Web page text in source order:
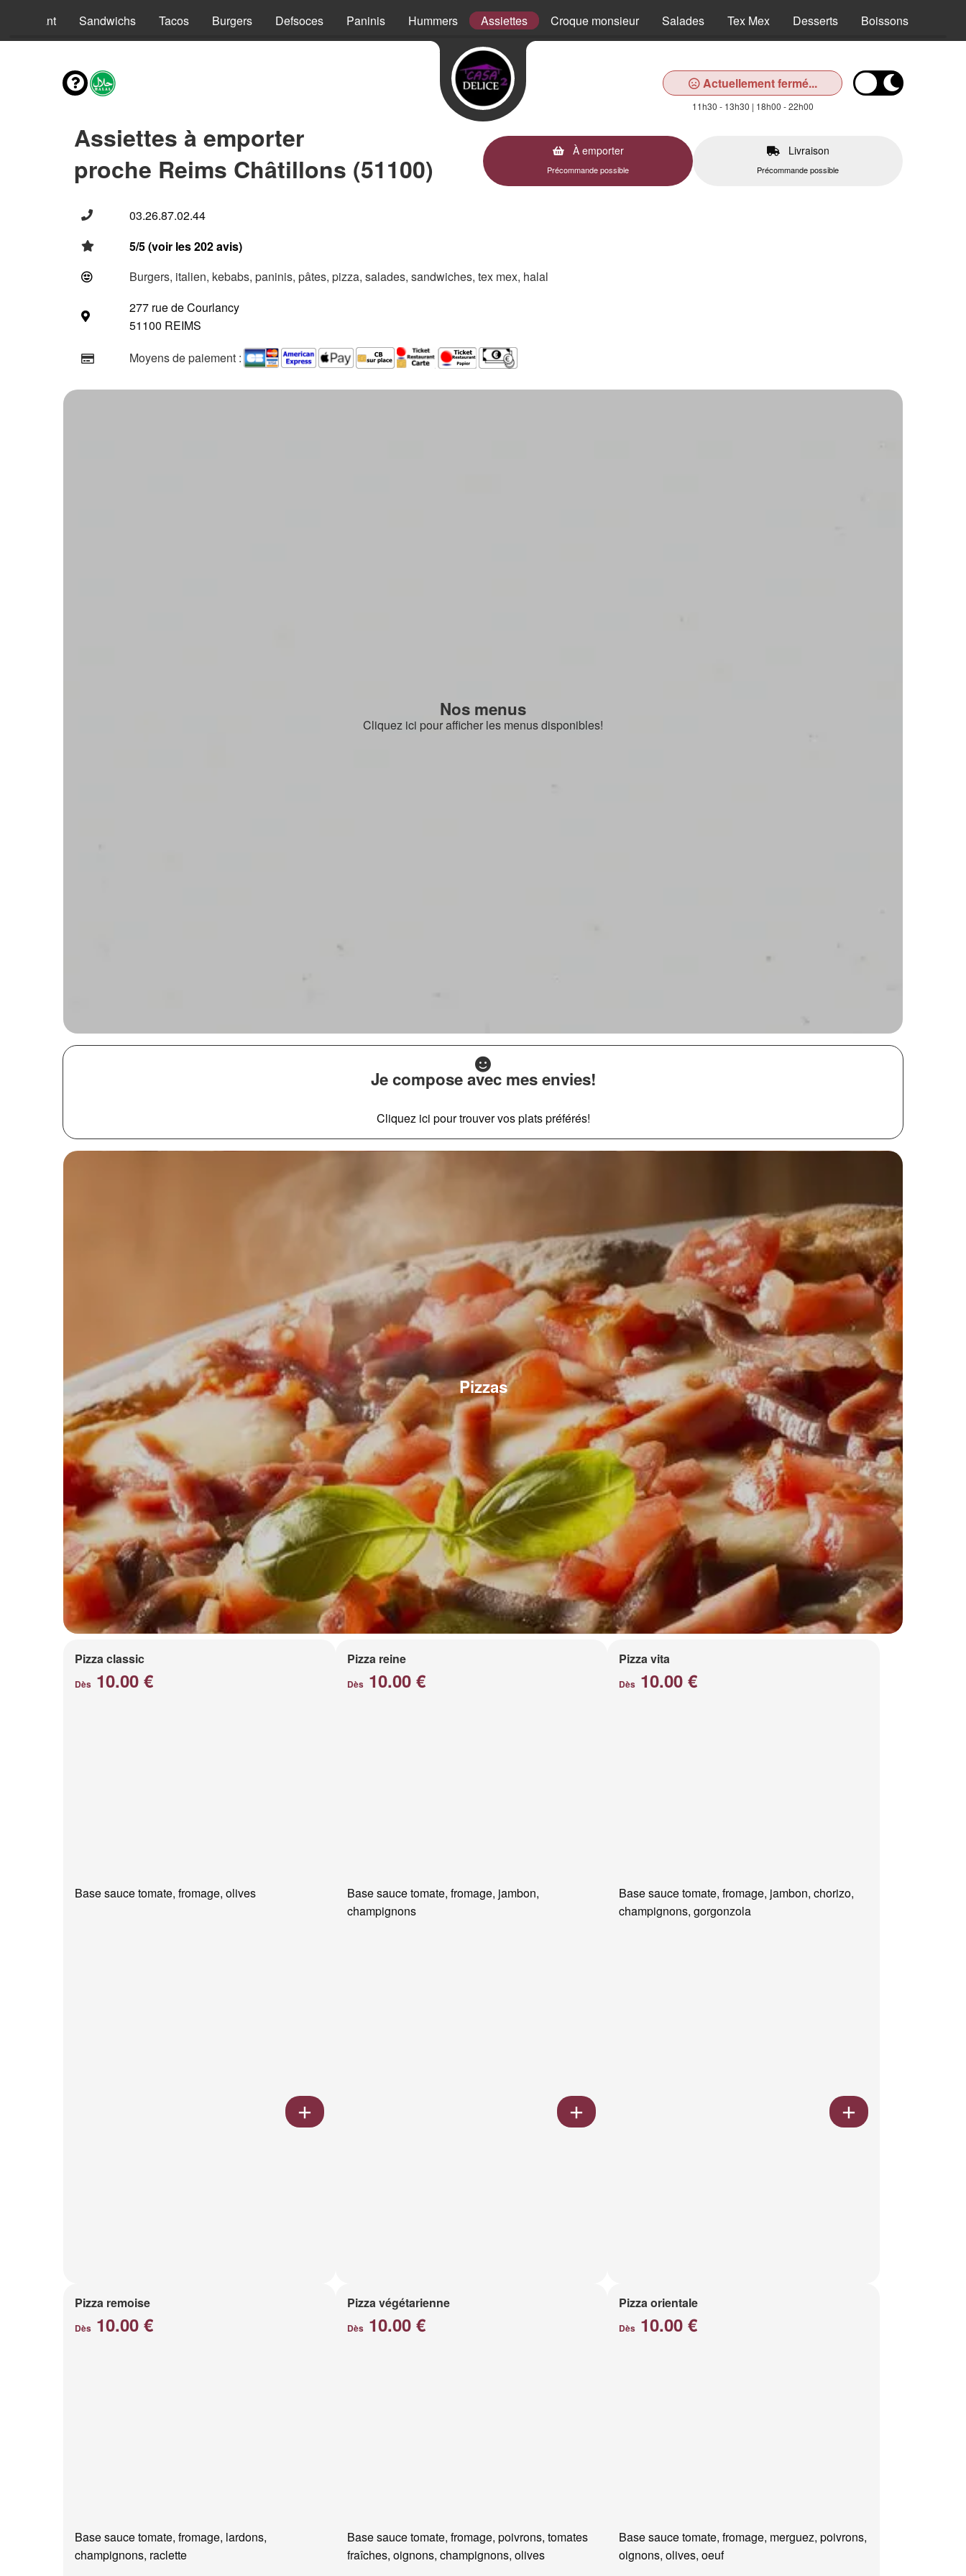
Enfant Sandwichs Tacos Burgers Defsoces Paninis Hummers Assiettes Croque monsieur Salades Tex Mex Desserts Boissons
Actuellement fermé...
11h30 - 13h30 | 18h00 - 22h00
Assiettes à emporter
proche Reims Châtillons (51100)
À emporter
Précommande possible
Livraison
Précommande possible
03.26.87.02.44
5/5 (voir les 202 avis)
Burgers, italien, kebabs, paninis, pâtes, pizza, salades, sandwiches, tex mex, halal
277 rue de Courlancy
51100 REIMS
Moyens de paiement :
Nos menus
Cliquez ici pour afficher les menus disponibles!
Je compose avec mes envies!
Cliquez ici pour trouver vos plats préférés!
Pizzas
Pizza classic
Dès 10.00 €
Base sauce tomate, fromage, olives
Pizza reine
Dès10.00 €
Base sauce tomate, fromage, jambon,
champignons
Pizza vita
Dès 10.00 €
Base sauce tomate, fromage, jambon, chorizo,
champignons, gorgonzola
Pizza remoise
Dès 10.00 €
Base sauce tomate, fromage, lardons,
champignons, raclette
Pizza végétarienne
Dès10.00 €
Base sauce tomate, fromage, poivrons, tomates
fraîches, oignons, champignons, olives
Pizza orientale
Dès 10.00 €
Base sauce tomate, fromage, merguez, poivrons,
oignons, olives, oeuf